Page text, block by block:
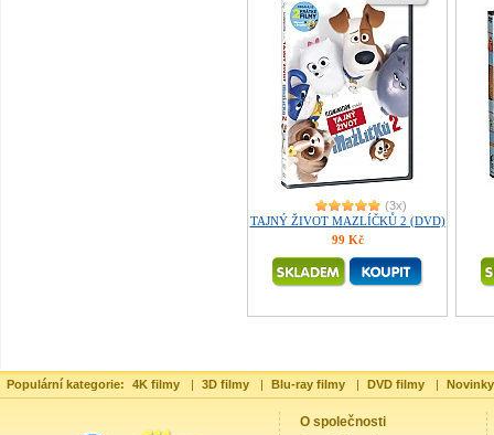
(3x)
TAJNÝ ŽIVOT MAZLÍČKŮ 2 (DVD)
99 Kč
Populární kategorie: 4K filmy | 3D filmy | Blu-ray filmy | DVD filmy |
O společnosti